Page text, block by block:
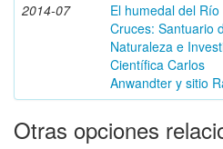
2014-07
El humedal del Río
Cruces: Santuario
Naturaleza e
Científica Carlos
Anwandter y sitio
Otras opciones